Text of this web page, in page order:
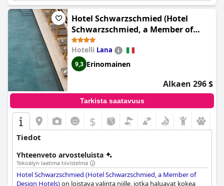
Hotel Schwarzschmied (Hotel
Schwarzschmied, a Member of
Design Hotels)
Hotelli Lana
9,3 Erinomainen
Alkaen 296 $
Tarkista saatavuus
$
Tiedot
Yhteenveto arvosteluista
Tekoälyn laatima tiivistelmä
Hotel Schwarzschmied (Hotel Schwarzschmied, a Member of
Design Hotels)on loistava valinta niille, jotka haluavat kokea